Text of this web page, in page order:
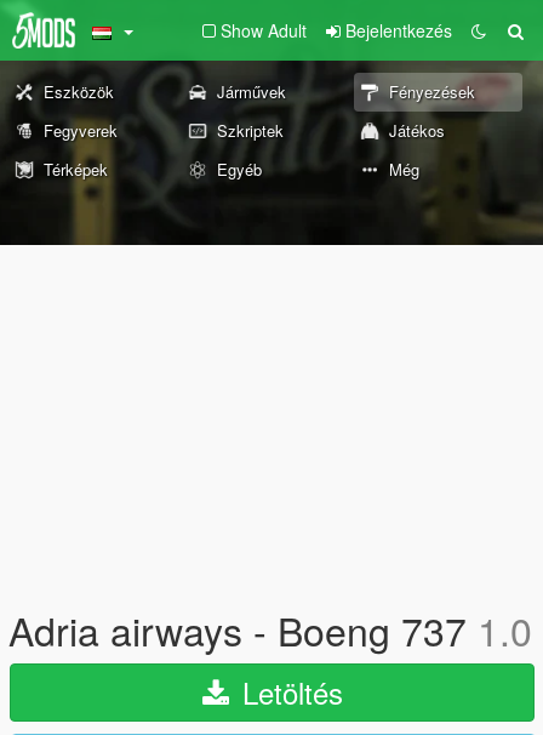
Show Adult Bejelentkezés
Eszközök Járművek
Fényezések
Fegyverek
Szkriptek
Játékos
Térképek
Egyéb Még
Adria airways - Boeng 737 1.0
Letöltés